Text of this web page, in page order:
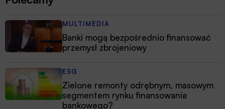
MULTIMEDIA
Banki mogą bezpośrednio finansować
przemysł zbrojeniowy
ESG
Zielone remonty odrębnym, masowym
segmentem rynku finansowania
bankowego?